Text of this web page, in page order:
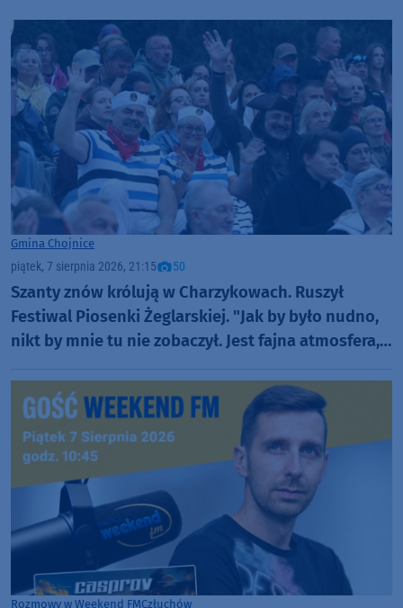
Gmina Chojnice
piątek, 7 sierpnia 2026, 21:15 50
Szanty znów królują w Charzykowach. Ruszył
Festiwal Piosenki Żeglarskiej. "Jak by było nudno,
nikt by mnie tu nie zobaczył. Jest fajna atmosfera,
Rozmowy w Weekend FMCzłuchów